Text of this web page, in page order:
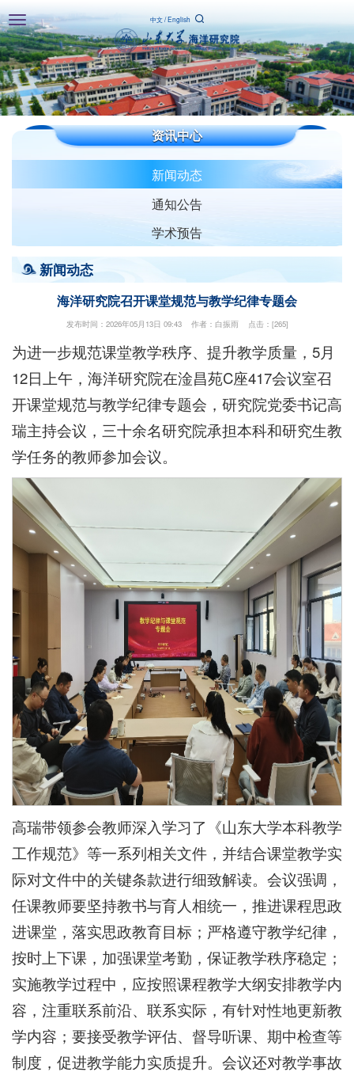
Toggle
navigation
中文/English
资讯中心
新闻动态
通知公告
学术预告
新闻动态
海洋研究院召开课堂规范与教学纪律专题会
发布时间：2026年05月13日 09:43 作者：白振雨 点击：[265]
为进一步规范课堂教学秩序、提升教学质量，5月
12日上午，海洋研究院在淦昌苑C座417会议室召
开课堂规范与教学纪律专题会，研究院党委书记高
瑞主持会议，三十余名研究院承担本科和研究生教
学任务的教师参加会议。
高瑞带领参会教师深入学习了《山东大学本科教学
工作规范》等一系列相关文件，并结合课堂教学实
际对文件中的关键条款进行细致解读。会议强调，
任课教师要坚持教书与育人相统一，推进课程思政
进课堂，落实思政教育目标；严格遵守教学纪律，
按时上下课，加强课堂考勤，保证教学秩序稳定；
实施教学过程中，应按照课程教学大纲安排教学内
容，注重联系前沿、联系实际，有针对性地更新教
学内容；要接受教学评估、督导听课、期中检查等
制度，促进教学能力实质提升。会议还对教学事故